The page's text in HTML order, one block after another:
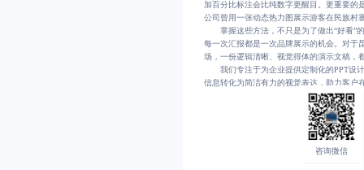
加百分比标注会比纯数字更醒目。更重要的
公司曾用一张动态热力图展示游客在民族村
掌握这些方法，不只是为了做出“好看”的
每一次汇报都是一次品牌展示的机会。对于
场，一份逻辑清晰、视觉得体的演示文稿，
我们专注于为企业提供定制化的PPT设计
信息转化为简洁有力的视觉表达，助力客户